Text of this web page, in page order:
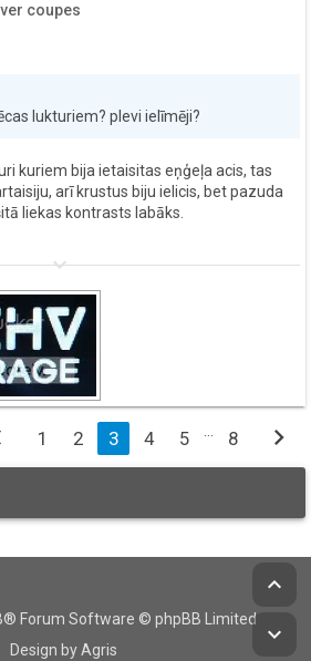
coupes
lukturiem? plevi ielīmēji?
kuriem bija ietaisitas eņģeļa acis, tas
arī krustus biju ielicis, bet pazuda
liekas kontrasts labāks.
keyboard_arrow_down
1 2 3 4 5 8 chevron_right
® Forum Software © phpBB Limited
Design by Agris
keyboard_arrow_up
keyboard_arrow_down